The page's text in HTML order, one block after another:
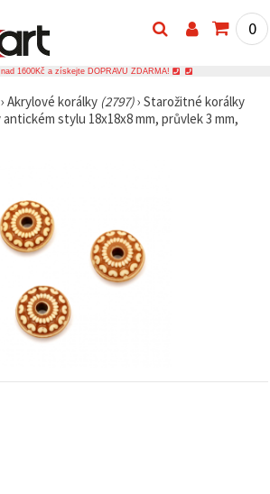
0
1600Kč a získejte DOPRAVU ZDARMA!
› Akrylové korálky (2797)› Starožitné korálky
stylu 18x18x8 mm, průvlek 3 mm,